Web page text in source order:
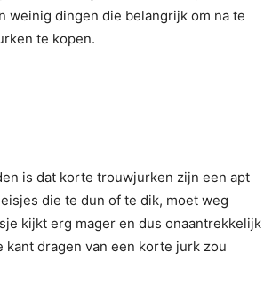
weinig dingen die belangrijk om na te
te kopen.
is dat korte trouwjurken zijn een apt
die te dun of te dik, moet weg
kijkt erg mager en dus onaantrekkelijk
dragen van een korte jurk zou